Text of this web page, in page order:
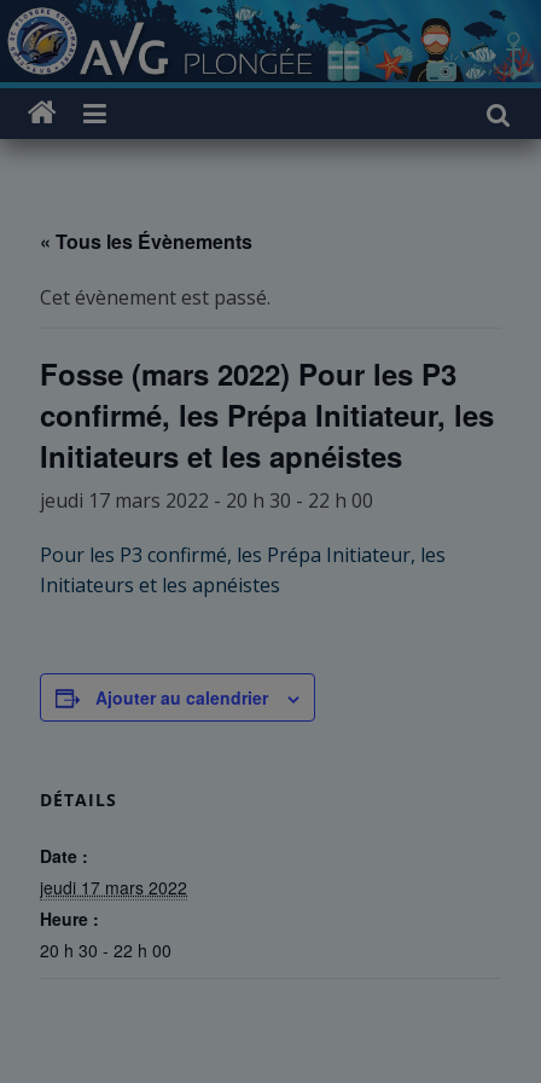
Passer
au
contenu
« Tous les Évènements
Cet évènement est passé.
Fosse (mars 2022) Pour les P3
confirmé, les Prépa Initiateur, les
Initiateurs et les apnéistes
jeudi 17 mars 2022 - 20 h 30 - 22 h 00
Pour les P3 confirmé, les Prépa Initiateur, les
Initiateurs et les apnéistes
Ajouter au calendrier
DÉTAILS
Date :
jeudi 17 mars 2022
Heure :
20 h 30 - 22 h 00